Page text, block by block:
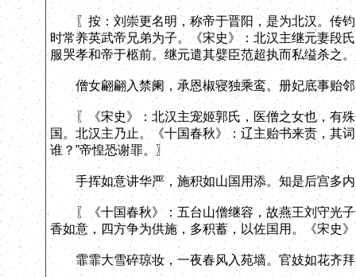
〖按：刘崇更名明，称帝于晋阳，是为北汉。传钧
时常养英武帝兄弟为子。《宋史》：北汉主继元妻段
服哭孝和帝于柩前。继元遣其嬖臣范超执而私缢杀之
僧女翩翩入禁阑，承恩椒寝独乘鸾。册妃底事贻邻
〖《宋史》：北汉主宠姬郭氏，医僧之女也，有殊
国。北汉主乃止。《十国春秋》：辽主贻书来责，其
谁？”帝惶恐谢罪。〗
手挥如意讲华严，施积如山国用添。知是后宫多内
〖《十国春秋》：五台山僧继容，故燕王刘守光子
香如意，四方争为供施，多积蓄，以佐国用。《宋史
霏霏大雪碎琼妆，一夜春风入苑墙。官妓如花齐拜